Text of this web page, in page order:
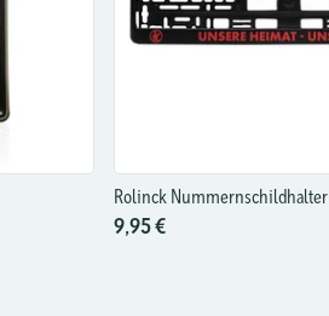
Rolinck Nummernschildhalter
9,95 €